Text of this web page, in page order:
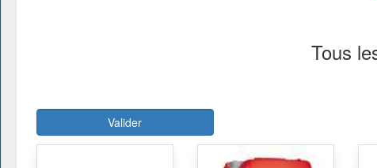
Tous
Valider